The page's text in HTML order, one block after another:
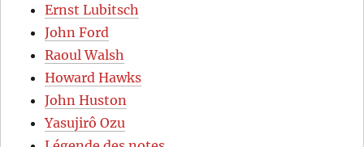
Ernst Lubitsch
John Ford
Raoul Walsh
Howard Hawks
John Huston
Yasujirô Ozu